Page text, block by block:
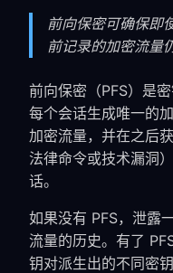
前向保密可确保即
前记录的加密流量
前向保密（PFS）是
每个会话生成唯一的
加密流量，并在之后
法律命令或技术漏洞
话。
如果没有 PFS，泄露
流量的历史。有了
钥对派生出的不同密